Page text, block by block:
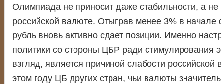
Олимпиада не приносит даже стабильности, а не
российской валюте. Отыграв менее 3% в начале
рубль вновь активно сдает позиции. Именно
политики со стороны ЦБР ради стимулирования
взгляд, является причиной слабости
этом году ЦБ других стран, чьи валюты